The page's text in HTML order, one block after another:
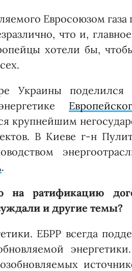
Евросоюзом газа
что и,
хотели бы,
Украины поделился
крупнейшим
В Киеве г-н
.
на ратификацию
и другие темы?
ЕБРР всегда